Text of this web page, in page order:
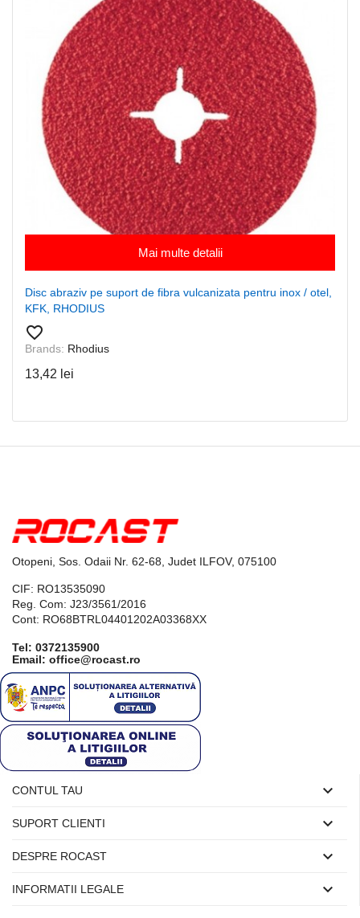
Mai multe detalii
Disc abraziv pe suport de fibra vulcanizata pentru inox / otel,
KFK, RHODIUS
favorite_border
Brands: Rhodius
13,42 lei
Otopeni, Sos. Odaii Nr. 62-68, Judet ILFOV, 075100
CIF: RO13535090
Reg. Com: J23/3561/2016
Cont: RO68BTRL04401202A03368XX
Tel: 0372135900
Email: office@rocast.ro
CONTUL TAU 
SUPORT CLIENTI 
DESPRE ROCAST 
INFORMATII LEGALE 